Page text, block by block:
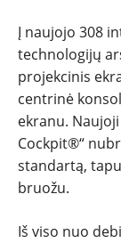
Į naujojo 308
technologijų
projekcinis
centrinė
ekranu.
Cockpit®“
standartą,
bruožu.
Iš viso nuo